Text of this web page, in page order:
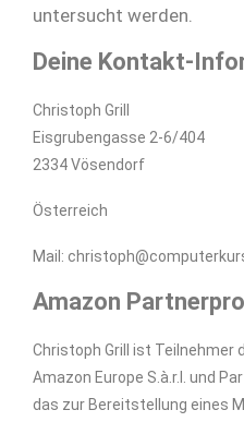
untersucht werden.
Deine Kontakt-
Christoph Grill
Eisgrubengasse 2-6/404
2334 Vösendorf
Österreich
Mail:
Amazon
Christoph Grill ist Teilnehmer
Amazon Europe S.à.r.l. und
das zur Bereitstellung eines